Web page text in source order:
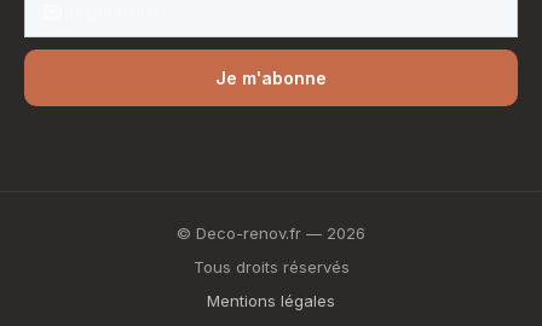
Je m'abonne
© Deco-renov.fr — 2026
Tous droits réservés
Mentions légales